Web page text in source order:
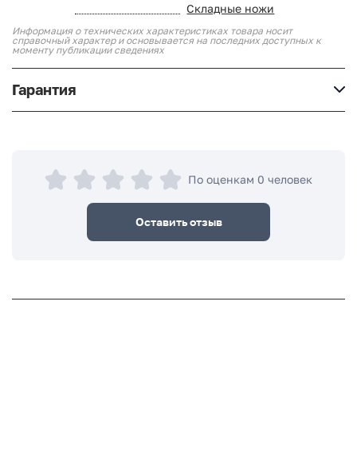
Складные ножи
Информация о технических характеристиках товара носит
справочный характер и основывается на последних доступных к
моменту публикации сведениях
Гарантия
По оценкам 0 человек
Оставить отзыв